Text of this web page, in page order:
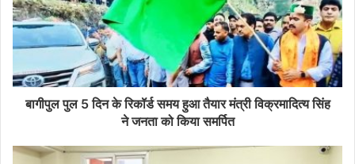
बागीपुल पुल 5 दिन के रिकॉर्ड समय हुआ तैयार मंत्री विक्रमादित्य सिंह
ने जनता को किया समर्पित